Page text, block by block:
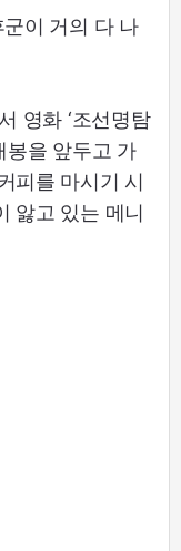
이 거의 다 나
영화 ‘조선명탐
봉을 앞두고 가
피를 마시기 시
앓고 있는 메니